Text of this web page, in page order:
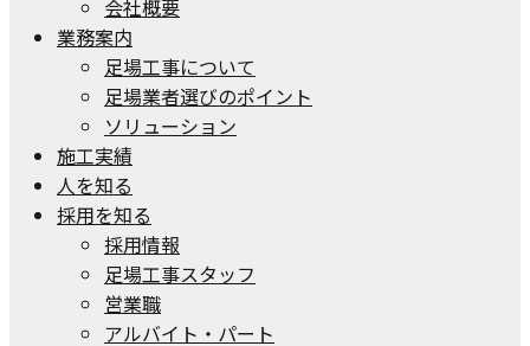
会社概要
業務案内
足場工事について
足場業者選びのポイント
ソリューション
施工実績
人を知る
採用を知る
採用情報
足場工事スタッフ
営業職
アルバイト・パート